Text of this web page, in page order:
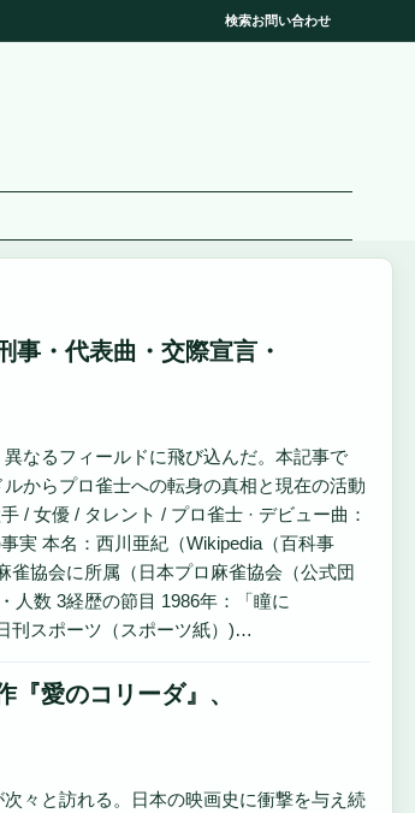
検索お問い合わせ
事・代表曲・交際宣言・
なるフィールドに飛び込んだ。本記事で
からプロ雀士への転身の真相と現在の活動
/ 女優 / タレント / プロ雀士 · デビュー曲：
実 本名：西川亜紀（Wikipedia（百科事
雀協会に所属（日本プロ麻雀協会（公式団
人数 3経歴の節目 1986年：「瞳に
刊スポーツ（スポーツ紙）)…
愛のコリーダ』、
々と訪れる。日本の映画史に衝撃を与え続